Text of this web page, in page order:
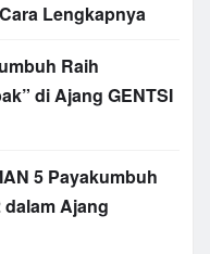
Lengkapnya
Raih
di Ajang GENTSI
5 Payakumbuh
Ajang